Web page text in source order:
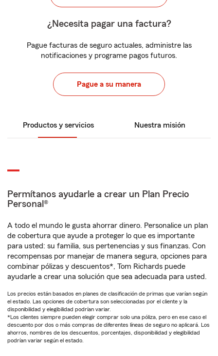
¿Necesita pagar una factura?
Pague facturas de seguro actuales, administre las
notificaciones y programe pagos futuros.
Pague a su manera
Productos y servicios Nuestra misión
Permítanos ayudarle a crear un Plan Precio
Personal®
A todo el mundo le gusta ahorrar dinero. Personalice un plan
de cobertura que ayude a proteger lo que es importante
para usted: su familia, sus pertenencias y sus finanzas. Con
recompensas por manejar de manera segura, opciones para
combinar pólizas y descuentos*, Tom Richards puede
ayudarle a crear una solución que sea adecuada para usted.
Los precios están basados en planes de clasificación de primas que varían según
el estado. Las opciones de cobertura son seleccionadas por el cliente y la
disponibilidad y elegibilidad podrían variar.
*Los clientes siempre pueden elegir comprar solo una póliza, pero en ese caso el
descuento por dos o más compras de diferentes líneas de seguro no aplicará. Los
ahorros, nombres de los descuentos, porcentajes, disponibilidad y elegibilidad
podrían variar según el estado.